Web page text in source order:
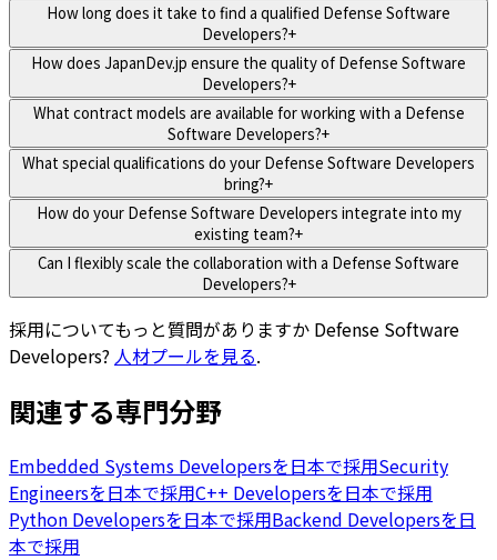
How long does it take to find a qualified Defense Software
Developers?+
How does JapanDev.jp ensure the quality of Defense Software
Developers?+
What contract models are available for working with a Defense
Software Developers?+
What special qualifications do your Defense Software Developers
bring?+
How do your Defense Software Developers integrate into my
existing team?+
Can I flexibly scale the collaboration with a Defense Software
Developers?+
採用についてもっと質問がありますか Defense Software
Developers? 人材プールを見る.
関連する専門分野
Embedded Systems Developersを日本で採用Security
Engineersを日本で採用C++ Developersを日本で採用
Python Developersを日本で採用Backend Developersを日
本で採用